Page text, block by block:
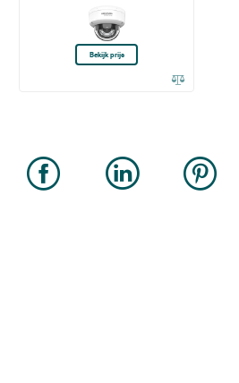
Bekijk prijs